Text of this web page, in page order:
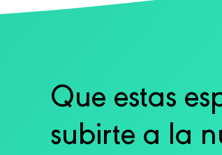
Que estas
subirte a la